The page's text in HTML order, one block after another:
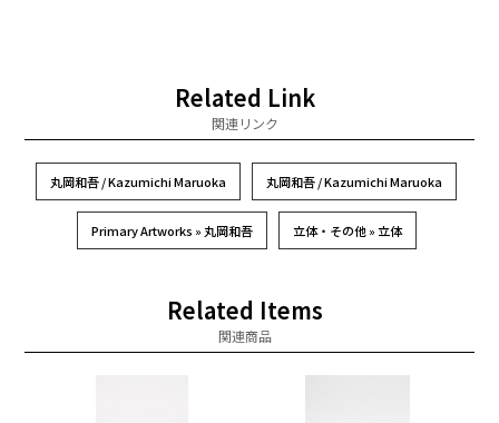
Related Link
関連リンク
丸岡和吾 / Kazumichi Maruoka 丸岡和吾 / Kazumichi Maruoka
Primary Artworks » 丸岡和吾 立体・その他 » 立体
Related Items
関連商品